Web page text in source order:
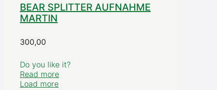
BEAR SPLITTER AUFNAHME
MARTIN
300,00
Do you like it?
Read more
Load more